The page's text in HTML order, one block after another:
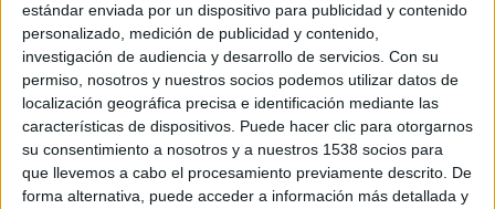
estándar enviada por un dispositivo para publicidad y contenido
personalizado, medición de publicidad y contenido,
investigación de audiencia y desarrollo de servicios. Con su
permiso, nosotros y nuestros socios podemos utilizar datos de
localización geográfica precisa e identificación mediante las
características de dispositivos. Puede hacer clic para otorgarnos
su consentimiento a nosotros y a nuestros 1538 socios para
que llevemos a cabo el procesamiento previamente descrito. De
forma alternativa, puede acceder a información más detallada y